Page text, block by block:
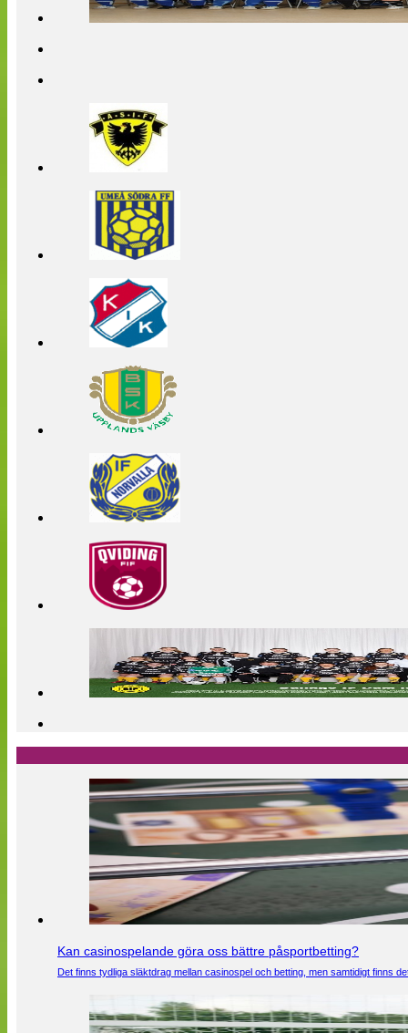
Kan casinospelande göra oss bättre påsportbetting?
Det finns tydliga släktdrag mellan casinospel och betting, men samtidigt finns